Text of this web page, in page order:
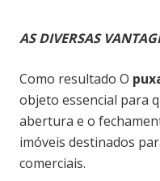
AS DIVERSAS
Como resultado O
objeto essencial para
abertura e o
imóveis destinados
comerciais.